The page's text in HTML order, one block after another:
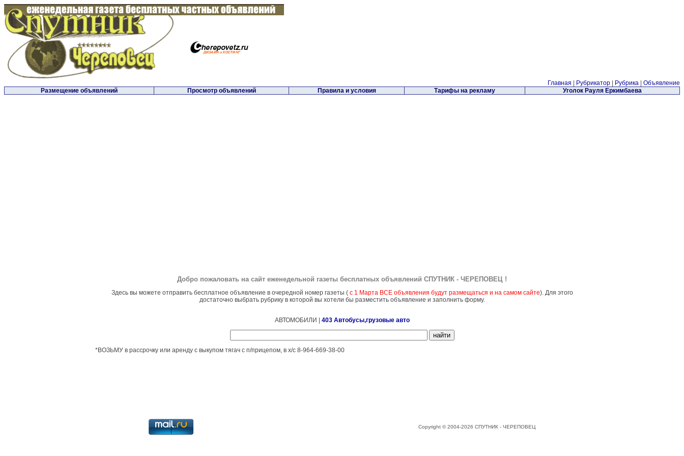
Главная Рубрикатор Рубрика
Объявление
Размещение объявлений
Просмотр объявлений Правила и условия Тарифы на рекламу Уголок Рауля Еркимбаева
Добро пожаловать на сайт еженедельной газеты бесплатных объявлений СПУТНИК - ЧЕРЕПОВЕЦ !
Здесь вы можете отправить бесплатное объявление в очередной номер газеты ( с 1 Марта ВСЕ объявления будут размещаться и на самом сайте). Для этого
достаточно выбрать рубрику в которой вы хотели бы разместить объявление и заполнить форму.
АВТОМОБИЛИ | 403 Автобусы,грузовые авто
*ВОЗЬМУ в рассрочку или аренду с выкупом тягач с п/прицепом, в х/с 8-964-669-38-00
Copyright © 2004-2026 СПУТНИК - ЧЕРЕПОВЕЦ